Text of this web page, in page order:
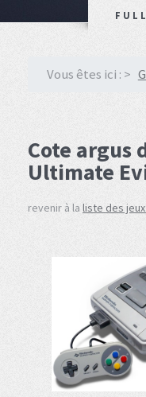
Vous êtes ici :
Cote argus
Ultimate
revenir à la liste des